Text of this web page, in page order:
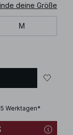
deine Größe
M
Werktagen*